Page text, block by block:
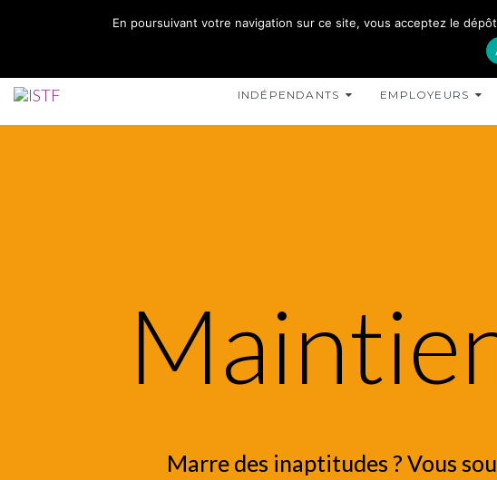
02 35 10 10 32 15 RUE DE L'INONDATION 76400 FÉCAMP
INDÉPENDANTS EMPLOYEURS
Marre des inaptitudes ? Vous
En poursuivant votre navigation sur ce site, vous acceptez le